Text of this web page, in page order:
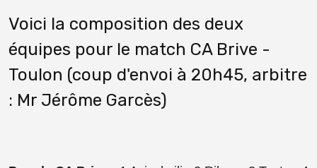
Voici la composition des deux
équipes pour le match CA Brive -
Toulon (coup d'envoi à 20h45, arbitre
: Mr Jérôme Garcès)